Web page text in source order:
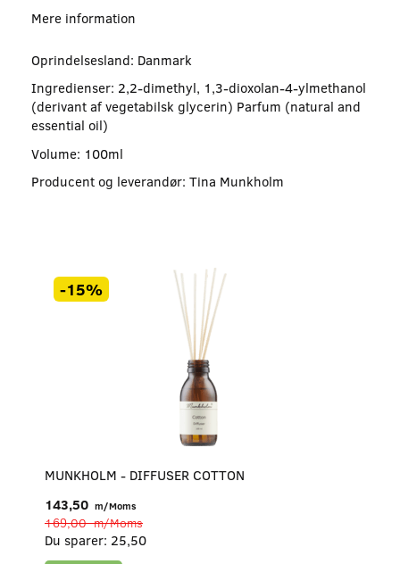
Mere information
Oprindelsesland: Danmark
Ingredienser: 2,2-dimethyl, 1,3-dioxolan-4-ylmethanol
(derivant af vegetabilsk glycerin) Parfum (natural and
essential oil)
Volume: 100ml
Producent og leverandør: Tina Munkholm
-15%
MUNKHOLM - DIFFUSER COTTON
143,50 m/Moms
169,00m/Moms
Du sparer: 25,50